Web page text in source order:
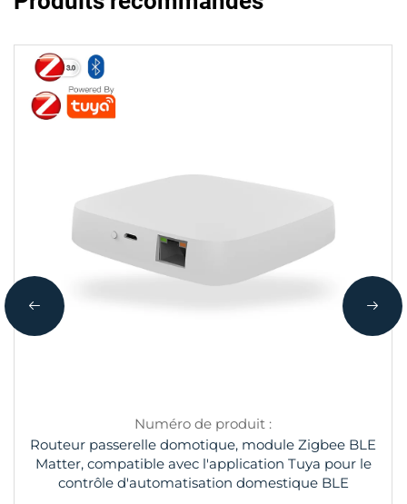
Numéro de produit :
Routeur passerelle domotique, module Zigbee BLE
Matter, compatible avec l'application Tuya pour le
contrôle d'automatisation domestique BLE